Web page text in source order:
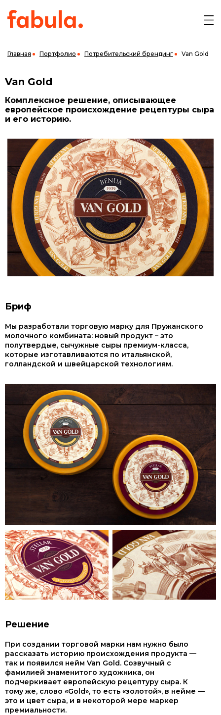
Главная Портфолио Потребительский брендинг Van Gold
Van Gold
Комплексное решение, описывающее
европейское происхождение рецептуры сыра
и его историю.
Бриф
Мы разработали торговую марку для Пружанского
молочного комбината: новый продукт – это
полутвердые, сычужные сыры премиум-класса,
которые изготавливаются по итальянской,
голландской и швейцарской технологиям.
Решение
При создании торговой марки нам нужно было
рассказать историю происхождения продукта —
так и появился нейм Van Gold. Созвучный с
фамилией знаменитого художника, он
подчеркивает европейскую рецептуру сыра. К
тому же, слово «Gold», то есть «золотой», в нейме —
это и цвет сыра, и в некоторой мере маркер
премиальности.